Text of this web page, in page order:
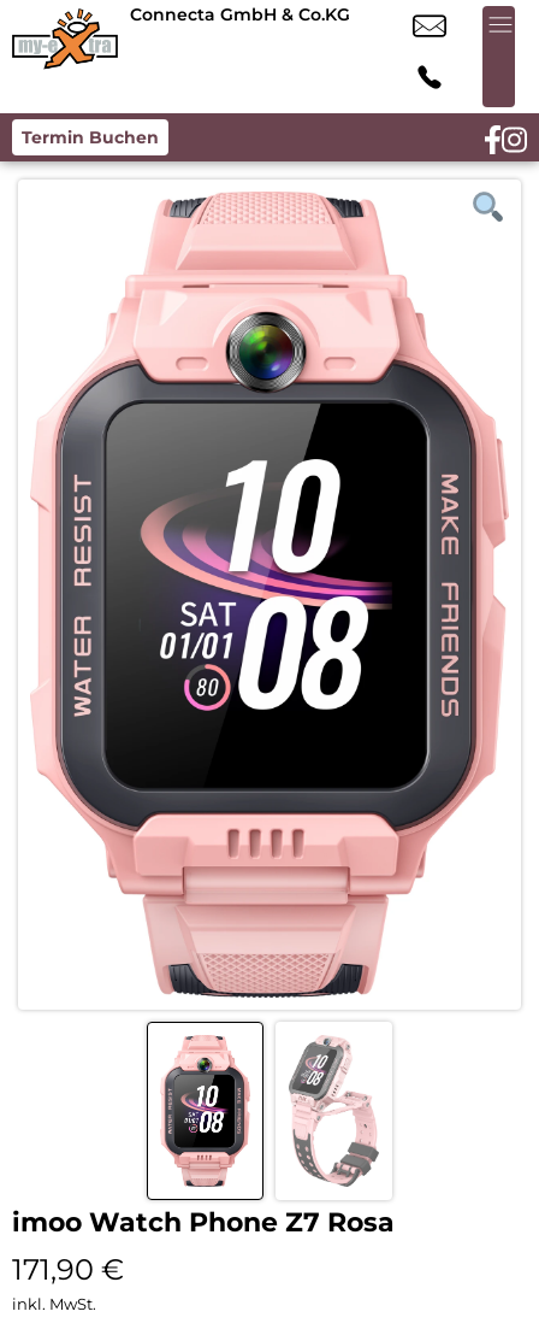
Connecta GmbH & Co.KG
Termin Buchen
imoo Watch Phone Z7 Rosa
171,90 €
inkl. MwSt.